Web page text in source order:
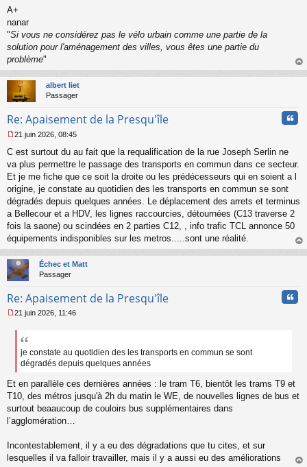
A+
nanar
"Si vous ne considérez pas le vélo urbain comme une partie de la
solution pour l'aménagement des villes, vous êtes une partie du
problème"
au
albert liet
Passager
Re: Apaisement de la Presqu'île
e
s
s
a
g
e
n
o
l
u
21 juin 2026, 08:45
C est surtout du au fait que la requalification de la rue Joseph Serlin ne
va plus permettre le passage des transports en commun dans ce secteur.
Et je me fiche que ce soit la droite ou les prédécesseurs qui en soient a l
origine, je constate au quotidien des les transports en commun se sont
dégradés depuis quelques années. Le déplacement des arrets et terminus
a Bellecour et a HDV, les lignes raccourcies, détournées (C13 traverse 2
fois la saone) ou scindées en 2 parties C12, , info trafic TCL annonce 50
équipements indisponibles sur les metros.....sont une réalité.
au
Échec et Matt
Passager
Re: Apaisement de la Presqu'île
e
g
e
n
n
l
21 juin 2026, 11:46
je constate au quotidien des les transports en commun se sont
dégradés depuis quelques années
Et en parallèle ces dernières années : le tram T6, bientôt les trams T9 et
T10, des métros jusqu'à 2h du matin le WE, de nouvelles lignes de bus et
surtout beaaucoup de couloirs bus supplémentaires dans
l’agglomération…
Incontestablement, il y a eu des dégradations que tu cites, et sur
lesquelles il va falloir travailler, mais il y a aussi eu des améliorations